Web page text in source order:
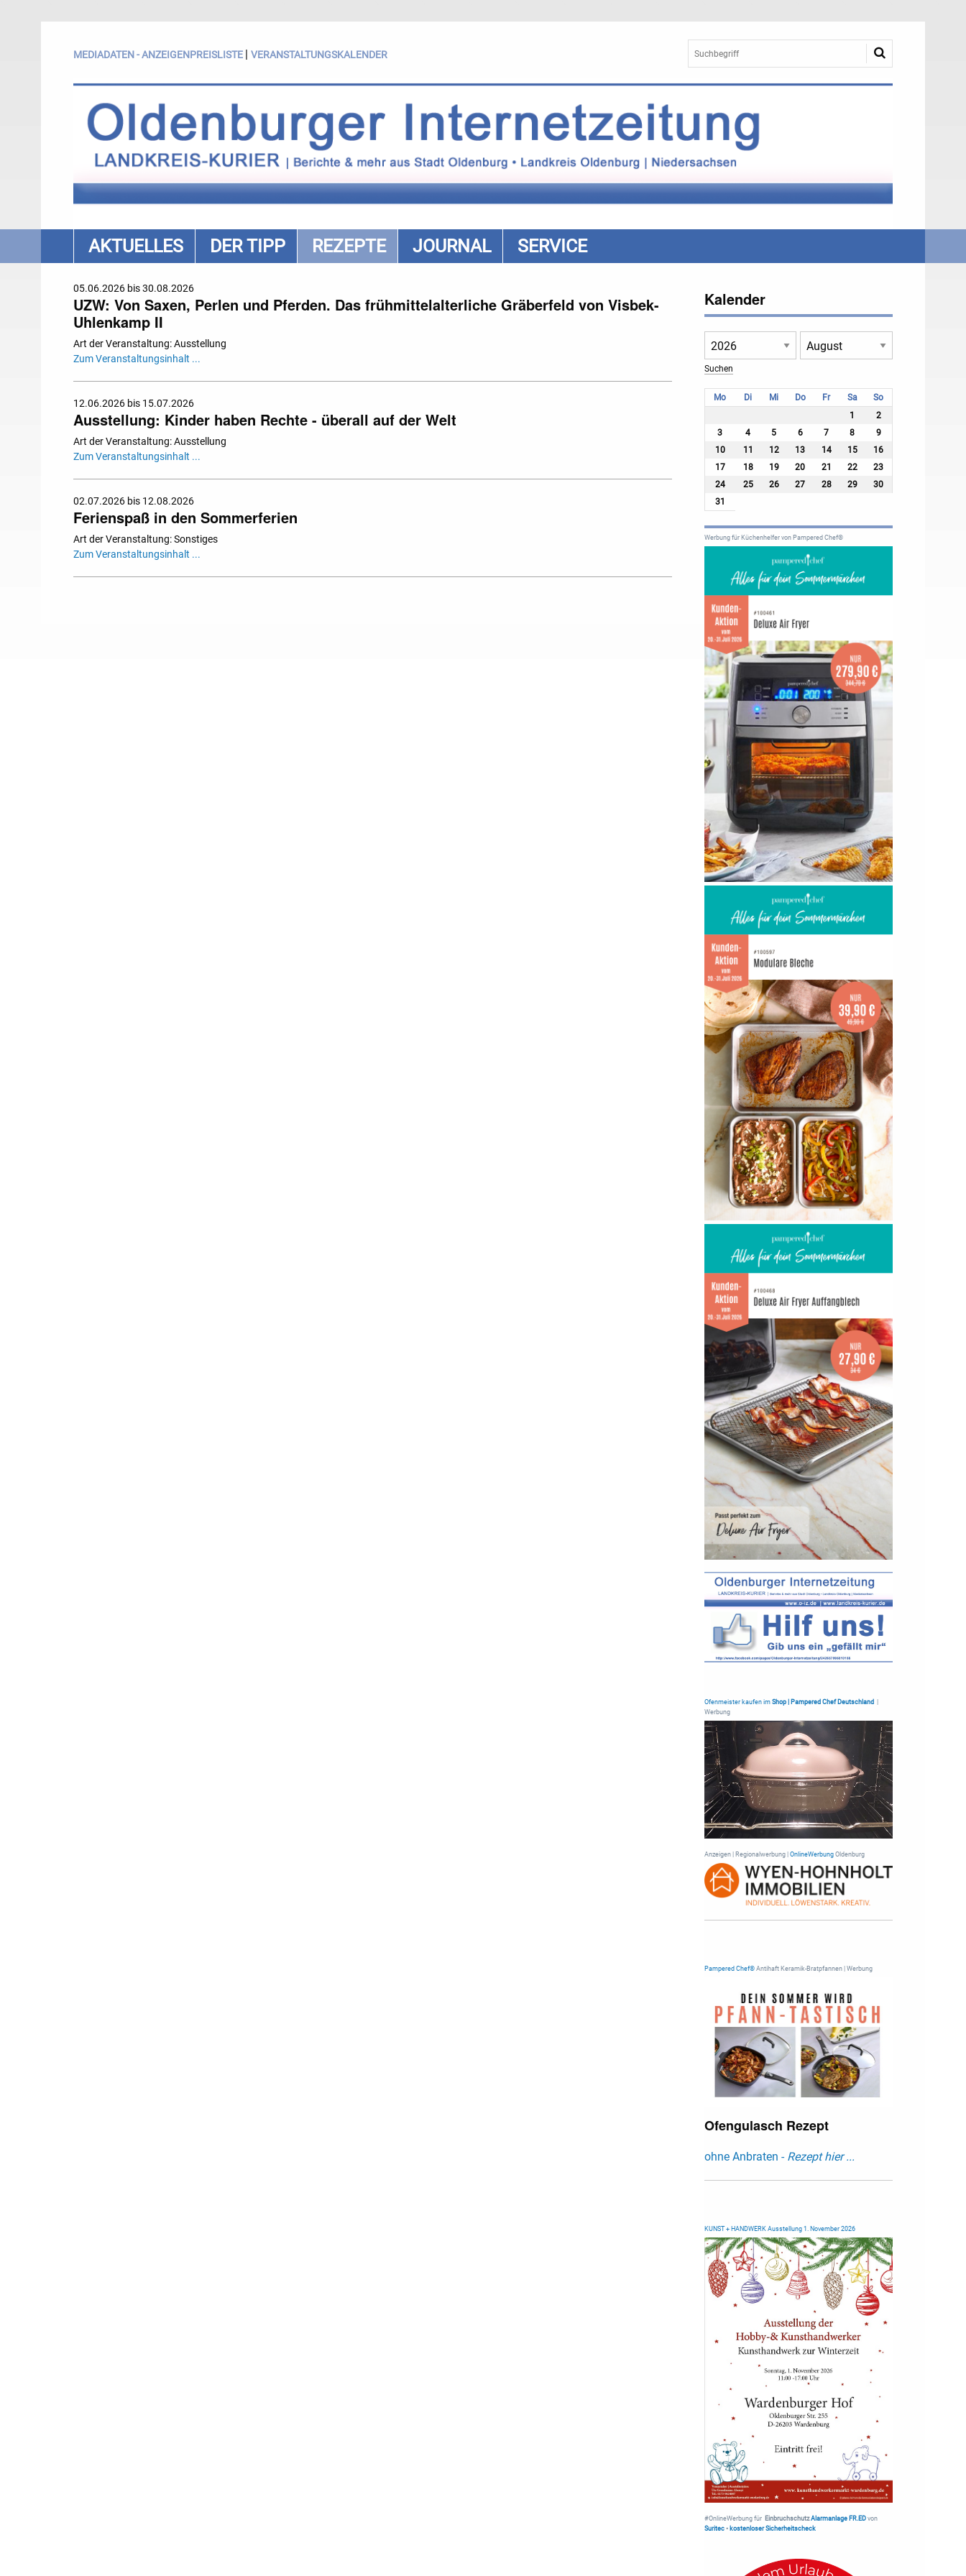
MEDIADATEN - ANZEIGENPREISLISTE | VERANSTALTUNGSKALENDER
AKTUELLES DER TIPP REZEPTE JOURNAL SERVICE
05.06.2026 bis 30.08.2026
UZW: Von Saxen, Perlen und Pferden. Das frühmittelalterliche Gräberfeld von Visbek-
Uhlenkamp II
Art der Veranstaltung: Ausstellung
Zum Veranstaltungsinhalt ...
12.06.2026 bis 15.07.2026
Ausstellung: Kinder haben Rechte - überall auf der Welt
Art der Veranstaltung: Ausstellung
Zum Veranstaltungsinhalt ...
02.07.2026 bis 12.08.2026
Ferienspaß in den Sommerferien
Art der Veranstaltung: Sonstiges
Zum Veranstaltungsinhalt ...
Kalender
Mo Di Mi Do Fr Sa
So
1
2
3
4 5 6 7 8
9
10
11 12 13 14 15
16
17
18 19 20 21 22
23
24
25 26 27 28 29
30
31
Werbung für Küchenhelfer von Pampered Chef®
Ofenmeister kaufen im Shop | Pampered Chef Deutschland
Werbung
Anzeigen | Regionalwerbung | OnlineWerbungOldenburg
Pampered Chef®Antihaft Keramik-Bratpfannen | Werbung
Ofengulasch Rezept
ohne Anbraten - Rezept hier ...
KUNST + HANDWERK Ausstellung 1. November 2026
#OnlineWerbung für Einbruchschutz Alarmanlage FR.ED von
Suritec• kostenloser Sicherheitscheck